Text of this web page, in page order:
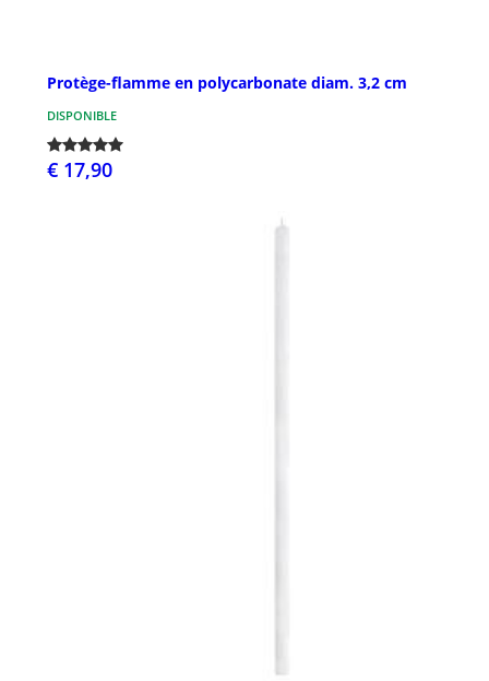
Protège-flamme en polycarbonate diam. 3,2 cm
DISPONIBLE
€ 17,90